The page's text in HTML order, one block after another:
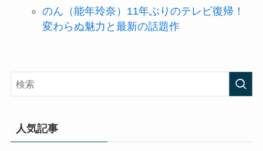
のん（能年玲奈）11年ぶりのテレビ復帰！
変わらぬ魅力と最新の話題作
人気記事